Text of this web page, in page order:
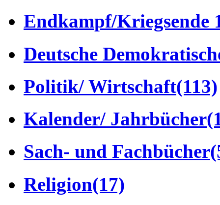
Endkampf/Kriegsende
Deutsche
Politik/ Wirtschaft(113)
Kalender/ Jahrbücher
Sach- und Fachbücher
Religion(17)